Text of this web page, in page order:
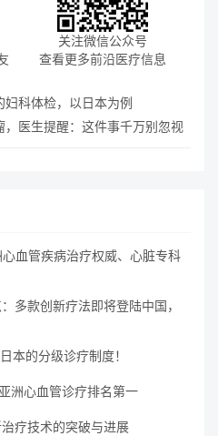
关注微信公众号
查看更多前沿医疗信息
科体检，以日本为例
，医生提醒：这件事千万别忽视
血管疾病治疗权威、心脏专科
多款创新疗法即将登陆中国，
本的分级诊疗制度！
洲心血管诊疗排名第一
疗技术的突破与进展